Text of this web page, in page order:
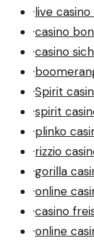
·live casino
·casino
·casino
·
·Spirit
·spirit
·plinko
·rizzio
·gorilla
·online
·casino
·online